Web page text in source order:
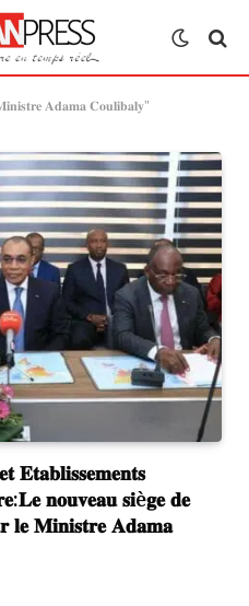
𝐀𝐝𝐚𝐦𝐚 𝐂𝐨𝐮𝐥𝐢𝐛𝐚𝐥𝐲"
𝐄𝐭𝐚𝐛𝐥𝐢𝐬𝐬𝐞𝐦𝐞𝐧𝐭𝐬
𝐧𝐨𝐮𝐯𝐞𝐚𝐮 𝐬𝐢è𝐠𝐞 𝐝𝐞
𝐥𝐞 𝐌𝐢𝐧𝐢𝐬𝐭𝐫𝐞 𝐀𝐝𝐚𝐦𝐚